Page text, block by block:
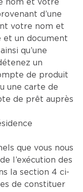
nom et votre
d’une
votre nom et
et un document
qu’une
un
de produit
une carte de
de prêt auprès
que vous nous
l’exécution des
la section 4 ci-
de constituer